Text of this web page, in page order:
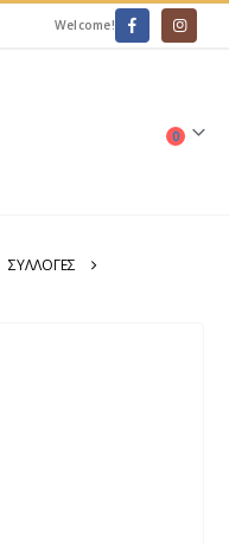
Welcome!
0
ΣΥΛΛΟΓΕΣ